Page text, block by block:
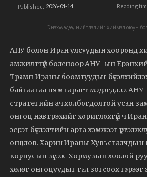
Published: 2026-04-14 Reading
Энэхүү мэдээ, нийтлэлийг хиймэл оюун
АНУ болон Иран улсуудын хооронд
амжилтгүй болсноор АНУ-ын
Трамп Ираны боомтуудыг
байгаагаа ням гарагт мэдэгдлээ. АНУ-
стратегийн ач холбогдолтой усан
онгоц нэвтрэхийг хориглохгүй ч
эсрэг бүслэлтийн арга хэмжээг
онцлов. Харин Ираны Хувьсгалчдын
корпусын зүгээс Хормузын хоолой
хөлөг онгоцуудыг гал зогсоох гэрээг